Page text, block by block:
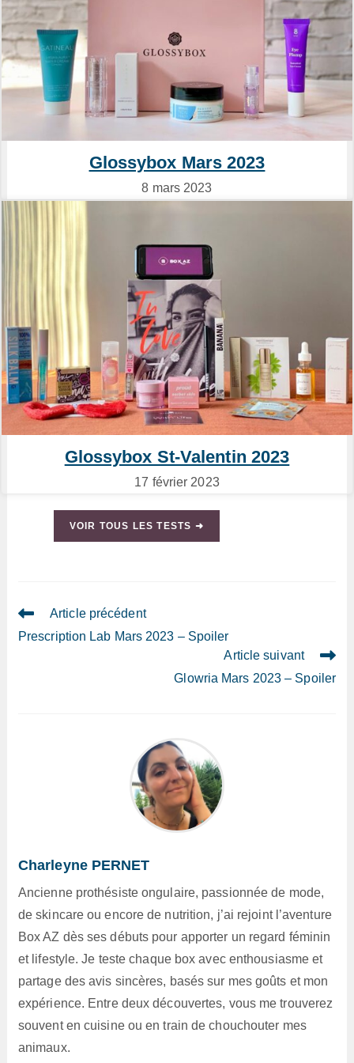
Glossybox Mars 2023
8 mars 2023
Glossybox St-Valentin 2023
17 février 2023
VOIR TOUS LES TESTS ➜
Read
articles
Article précédent
Prescription Lab Mars 2023 – Spoiler
Article suivant
Glowria Mars 2023 – Spoiler
Charleyne PERNET
Ancienne prothésiste ongulaire, passionnée de mode,
de skincare ou encore de nutrition, j’ai rejoint l’aventure
Box AZ dès ses débuts pour apporter un regard féminin
et lifestyle. Je teste chaque box avec enthousiasme et
partage des avis sincères, basés sur mes goûts et mon
expérience. Entre deux découvertes, vous me trouverez
souvent en cuisine ou en train de chouchouter mes
animaux.